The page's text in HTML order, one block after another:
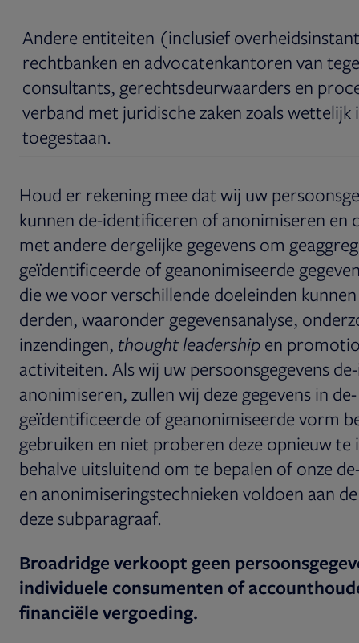
Andere entiteiten (inclusief
rechtbanken en advocatenkantoren van
consultants, gerechtsdeurwaarders en
verband met juridische zaken zoals wettelijk
toegestaan.
Houd er rekening mee dat wij uw
kunnen de-identificeren of anonimiseren en
met andere dergelijke gegevens om
geïdentificeerde of geanonimiseerde
die we voor verschillende doeleinden
derden, waaronder gegevensanalyse,
inzendingen, thought leadership en
activiteiten. Als wij uw persoonsgegevens
anonimiseren, zullen wij deze gegevens in de-
geïdentificeerde of geanonimiseerde vorm
gebruiken en niet proberen deze opnieuw
behalve uitsluitend om te bepalen of onze
en anonimiseringstechnieken voldoen aan
deze subparagraaf.
Broadridge verkoopt geen
individuele consumenten of
financiële vergoeding.